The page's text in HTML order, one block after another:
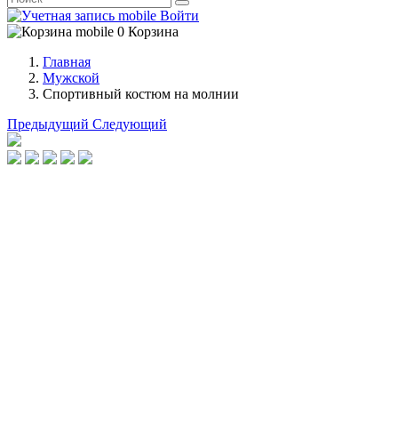
Войти
0 Корзина
Главная
Мужской
Спортивный костюм на молнии
Предыдущий Следующий